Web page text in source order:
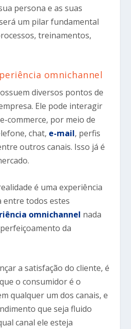
persona e as suas
um pilar fundamental
treinamentos,
omnichannel
diversos pontos de
Ele pode interagir
commerce, por meio de
chat, e-mail, perfis
outros canais. Isso já é
é uma experiência
entre todos estes
omnichannel nada
da
a satisfação do cliente, é
o consumidor é o
qualquer um dos canais, e
que seja fluido
canal ele esteja